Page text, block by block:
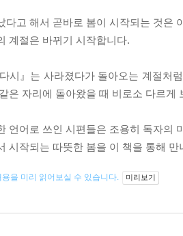
다고 해서 곧바로 봄이 시작되는 것은
계절은 바뀌기 시작합니다.
다시』는 사라졌다가 돌아오는 계절처
은 자리에 돌아왔을 때 비로소 다르게
언어로 쓰인 시편들은 조용히 독자의
시작되는 따뜻한 봄을 이 책을 통해
을 미리 읽어보실 수 있습니다. 미리보기